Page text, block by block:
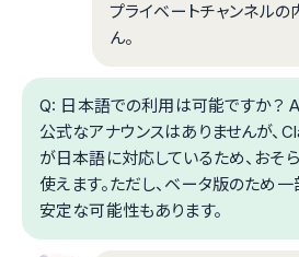
プライベートチャンネル
ん。
Q: 日本語での利用は可能ですか？
公式なアナウンスはありませんが、
が日本語に対応しているため、おそ
使えます。ただし、ベータ版のため
安定な可能性もあります。